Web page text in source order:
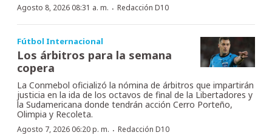
Agosto 8, 2026 08:31 a. m. · Redacción D10
Fútbol Internacional
Los árbitros para la semana
copera
La Conmebol oficializó la nómina de árbitros que impartirán
justicia en la ida de los octavos de final de la Libertadores y
la Sudamericana donde tendrán acción Cerro Porteño,
Olimpia y Recoleta.
Agosto 7, 2026 06:20 p. m. · Redacción D10